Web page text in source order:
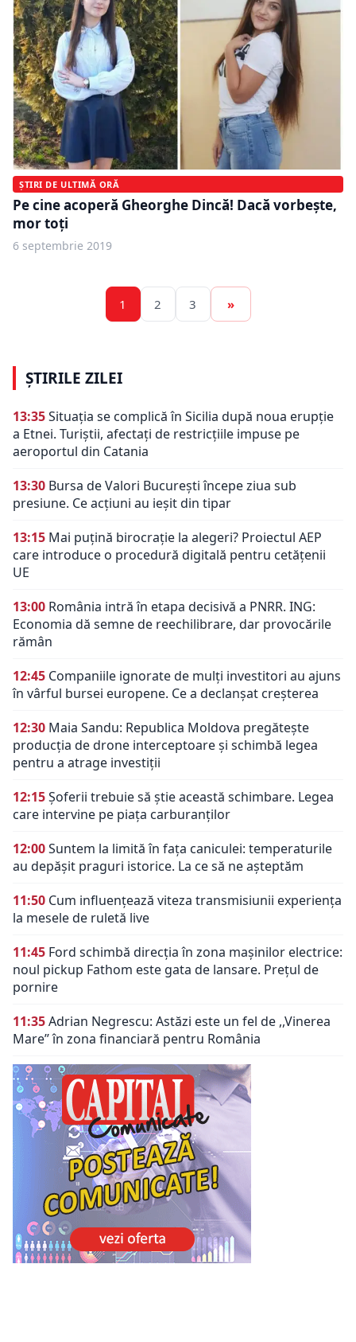
ȘTIRI DE ULTIMĂ ORĂ
Pe cine acoperă Gheorghe Dincă! Dacă vorbește,
mor toți
6 septembrie 2019
1 2 3 »
ȘTIRILE ZILEI
13:35Situația se complică în Sicilia după noua erupție
a Etnei. Turiștii, afectați de restricțiile impuse pe
aeroportul din Catania
13:30 Bursa de Valori București începe ziua sub
presiune. Ce acțiuni au ieșit din tipar
13:15 Mai puțină birocrație la alegeri? Proiectul AEP
care introduce o procedură digitală pentru cetățenii
UE
13:00 România intră în etapa decisivă a PNRR. ING:
Economia dă semne de reechilibrare, dar provocările
rămân
12:45 Companiile ignorate de mulți investitori au ajuns
în vârful bursei europene. Ce a declanșat creșterea
12:30 Maia Sandu: Republica Moldova pregătește
producția de drone interceptoare și schimbă legea
pentru a atrage investiții
12:15Șoferii trebuie să știe această schimbare. Legea
care intervine pe piața carburanților
12:00Suntem la limită în fața caniculei: temperaturile
au depășit praguri istorice. La ce să ne așteptăm
11:50 Cum influențează viteza transmisiunii experiența
la mesele de ruletă live
11:45 Ford schimbă direcția în zona mașinilor electrice:
noul pickup Fathom este gata de lansare. Prețul de
pornire
11:35Adrian Negrescu: Astăzi este un fel de ,,Vinerea
Mare’’ în zona financiară pentru România